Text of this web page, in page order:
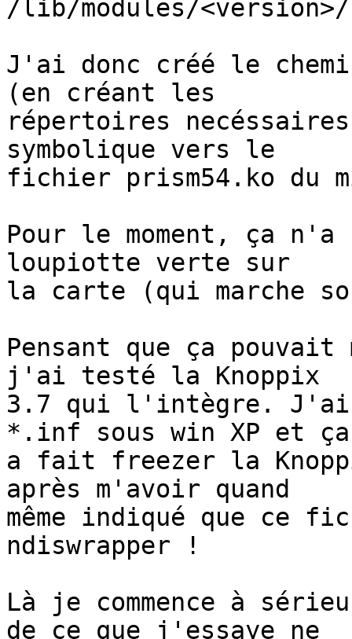
/lib/modules/
J'ai donc créé le
(en créant les
répertoires
symbolique vers le
fichier prism54.ko du
Pour le moment, ça
loupiotte verte sur
la carte (qui marche
Pensant que ça pouvait
j'ai testé la Knoppix
3.7 qui l'intègre. J'ai
*.inf sous win XP et
a fait freezer la
après m'avoir quand
même indiqué que ce
ndiswrapper !
Là je commence à
de ce que j'essaye ne